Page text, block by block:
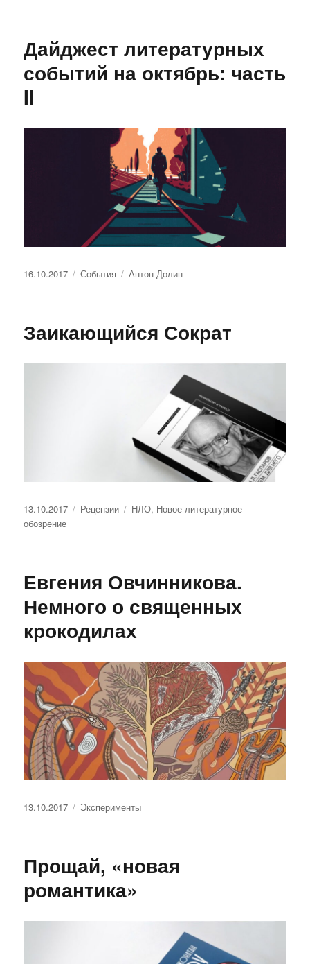
Дайджест литературных
событий на октябрь: часть
II
Опубликовано
16.10.2017 Рубрики
События Метки
Антон Долин
Заикающийся Сократ
Опубликовано
13.10.2017 Рубрики
Рецензии Метки
НЛО, Новое литературное
обозрение
Евгения Овчинникова.
Немного о священных
крокодилах
Опубликовано
13.10.2017 Рубрики
Эксперименты
Прощай, «новая
романтика»